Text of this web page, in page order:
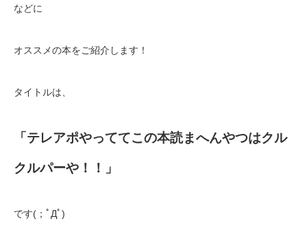
などに
オススメの本をご紹介します！
タイトルは、
「テレアポやっててこの本読まへんやつはクル
クルパーや！！」
です(；ﾟДﾟ)